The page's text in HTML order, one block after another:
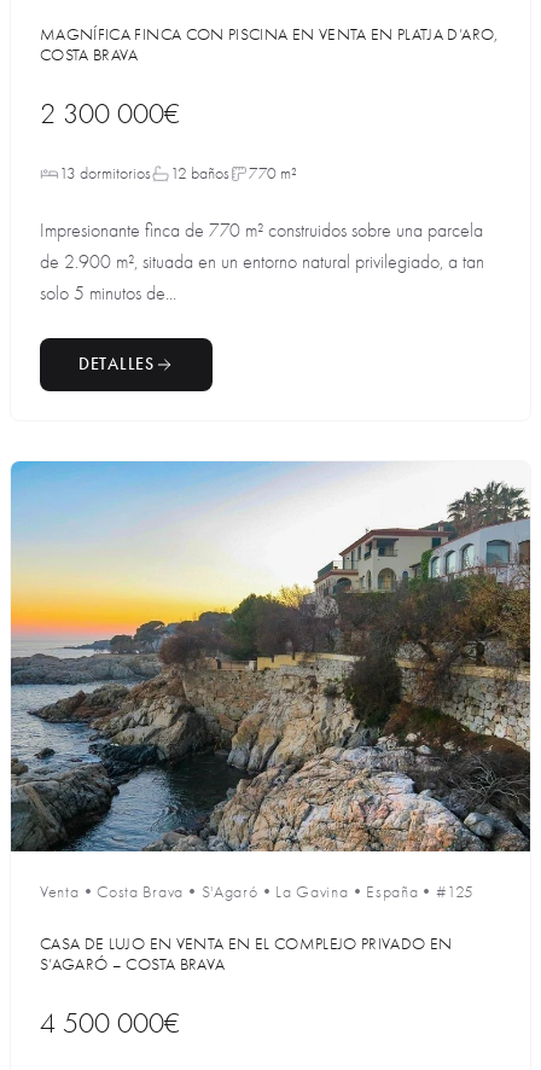
MAGNÍFICA FINCA CON PISCINA EN VENTA EN PLATJA D’ARO,
COSTA BRAVA
2 300 000€
13 dormitorios 12 baños 770 m²
Impresionante finca de 770 m² construidos sobre una parcela
de 2.900 m², situada en un entorno natural privilegiado, a tan
solo 5 minutos de...
DETALLES
Venta •Costa Brava • S'Agaró • La Gavina • España •#125
CASA DE LUJO EN VENTA EN EL COMPLEJO PRIVADO EN
S’AGARÓ – COSTA BRAVA
4 500 000€